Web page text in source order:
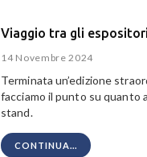
Viaggio tra gli
14 Novembre 2024
Terminata un’edizione
facciamo il punto su quanto
stand.
CONTINUA...